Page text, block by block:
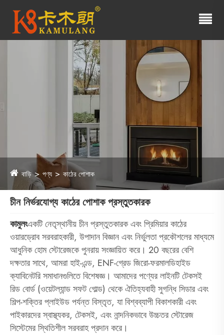
বাড়ি পণ্য কাঠের পোশাক
চীন নির্ভরযোগ্য কাঠের পোশাক প্রস্তুতকারক
কামুলংএকটি নেতৃস্থানীয় চীন প্রস্তুতকারক এবং প্রিমিয়ার কাঠের
ওয়ারড্রোব সরবরাহকারী, উপাদান বিজ্ঞান এবং নির্ভুলতা প্রকৌশলের মাধ্যমে
আধুনিক হোম স্টোরেজকে পুনরায় সংজ্ঞায়িত করে। 20 বছরের বেশি
দক্ষতার সাথে, আমরা হাই-এন্ড, ENF-গ্রেড জিরো-ফরমালডিহাইড
ক্যাবিনেটরি সমাধানগুলিতে বিশেষজ্ঞ। আমাদের পণ্যের লাইনটি টেকসই
রিড বোর্ড (ওয়েটল্যান্ড সফট গোল্ড) থেকে ঐতিহ্যবাহী সুগন্ধি সিডার এবং
শিল্প-শক্তির প্লাইউড পর্যন্ত বিস্তৃত, যা বিশ্বব্যাপী বিকাশকারী এবং
পাইকারদের স্বাস্থ্যকর, টেকসই, এবং নান্দনিকভাবে উচ্চতর স্টোরেজ
সিস্টেমের স্থিতিশীল সরবরাহ প্রদান করে।